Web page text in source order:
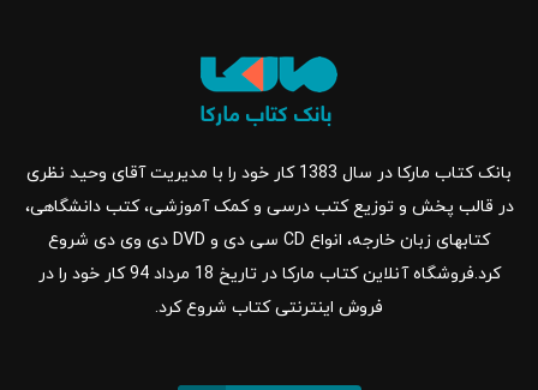
بانک کتاب مارکا در سال 1383 کار خود را با مدیریت آقای وحید نظری
در قالب پخش و توزیع کتب درسی و کمک آموزشی، کتب دانشگاهی،
کتابهای زبان خارجه، انواع CD سی دی و DVD دی وی دی شروع
کرد.فروشگاه آنلاین کتاب مارکا در تاریخ 18 مرداد 94 کار خود را در
فروش اینترنتی کتاب شروع کرد.